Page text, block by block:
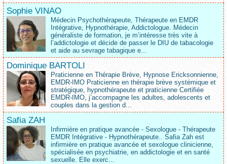
Sophie VINAO
Médecin Psychothérapeute, Thérapeute en EMDR
Intégrative, Hypnothérapie, Addictologue. Médecin
généraliste de formation, je m’intéresse très vite à
l’addictologie et décide de passer le DIU de tabacologie
et aide au sevrage tabagique e...
Dominique BARTOLI
Praticienne en Thérapie Brève, Hypnose Ericksonnienne,
EMDR-IMO Praticienne en thérapie brève systémique et
stratégique, hypnothérapeute et praticienne Certifiée
EMDR-IMO, j’accompagne les adultes, adolescents et
couples dans la gestion d...
Safia ZAH
Infirmière en pratique avancée - Sexologue - Thérapeute
EMDR Intégrative - Hypnothérapeute.. Safia Zah est
infirmière en pratique avancée et sexologue clinicienne,
spécialisée en psychiatrie, en addictologie et en santé
sexuelle. Elle exerc...